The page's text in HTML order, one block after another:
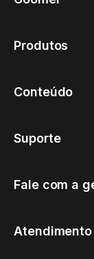
Produtos
Conteúdo
Suporte
Fale com a
Atendimento